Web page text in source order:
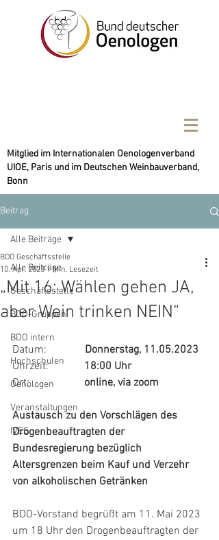
Mitglied im Internationalen Oenologenverband
UIOE, Paris und im Deutschen Weinbauverband,
Bonn
Beitrag
Alle Beiträge
Geschäftsstelle
BDO-Gruppen
BDO intern
Hochschulen
Oenologen
Veranstaltungen
IVES
Alle Beiträge
„Mit 16: Wählen gehen JA,
aber Wein trinken NEIN“
BDO Geschäftsstelle
10. Apr. 2023 1 Min. Lesezeit
Datum: Donnerstag, 11.05.2023
Uhrzeit: 18:00 Uhr
Ort: online, via zoom
Austausch zu den Vorschlägen des
Drogenbeauftragten der
Bundesregierung bezüglich
Altersgrenzen beim Kauf und Verzehr
von alkoholischen Getränken
BDO-Vorstand begrüßt am 11. Mai 2023
um 18 Uhr den Drogenbeauftragten der